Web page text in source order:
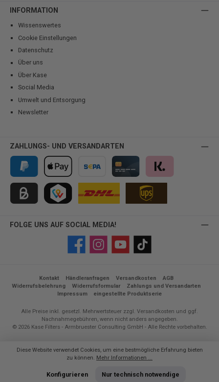
INFORMATION
Wissenswertes
Cookie Einstellungen
Datenschutz
Über uns
Über Kase
Social Media
Umwelt und Entsorgung
Newsletter
ZAHLUNGS- UND VERSANDARTEN
PayPal Apple Pay Vorkasse Kreditkarte Klarna
FOLGE UNS AUF SOCIAL MEDIA!
FacebookInstagramYouTube TikTok
Kontakt Händleranfragen Versandkosten
AGB
Widerrufsbelehrung
Widerrufsformular
Zahlungs und Versandarten
Impressum
eingestellte Produktserie
Alle Preise inkl. gesetzl. Mehrwertsteuer zzgl. Versandkosten und ggf.
Nachnahmegebühren, wenn nicht anders angegeben.
© 2026 Kase Filters - Armbruester Consulting GmbH - Alle Rechte vorbehalten.
Diese Website verwendet Cookies, um eine bestmögliche Erfahrung bieten
zu können. Mehr Informationen ...
Nur technisch notwendige
Konfigurieren